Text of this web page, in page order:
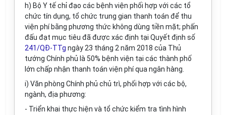
h) Bộ Y tế chỉ đạo các bệnh viện phối hợp với các tổ
chức tín dụng, tổ chức trung gian thanh toán để thu
viện phí bằng phương thức không dùng tiền mặt; phấn
đấu đạt mục tiêu đã được xác định tại Quyết định số
241/QĐ-TTg ngày 23 tháng 2 năm 2018 của Thủ
tướng Chính phủ là 50% bệnh viện tại các thành phố
lớn chấp nhận thanh toán viện phí qua ngân hàng.
i) Văn phòng Chính phủ chủ trì, phối hợp với các bộ,
ngành, địa phương:
- Triển khai thực hiện và tổ chức kiểm tra tình hình